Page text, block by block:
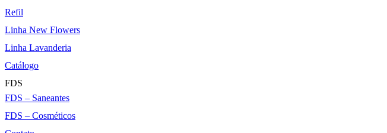
Refil
Linha New Flowers
Linha Lavanderia
Catálogo
FDS
FDS – Saneantes
FDS – Cosméticos